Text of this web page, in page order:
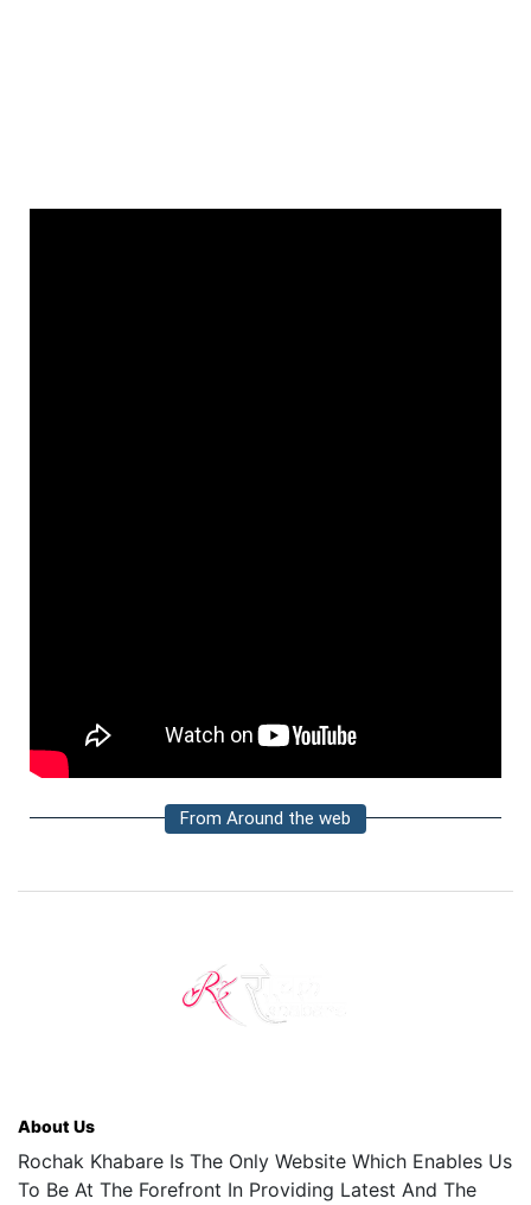
From Around the web
About Us
Rochak Khabare Is The Only Website Which Enables Us
To Be At The Forefront In Providing Latest And The